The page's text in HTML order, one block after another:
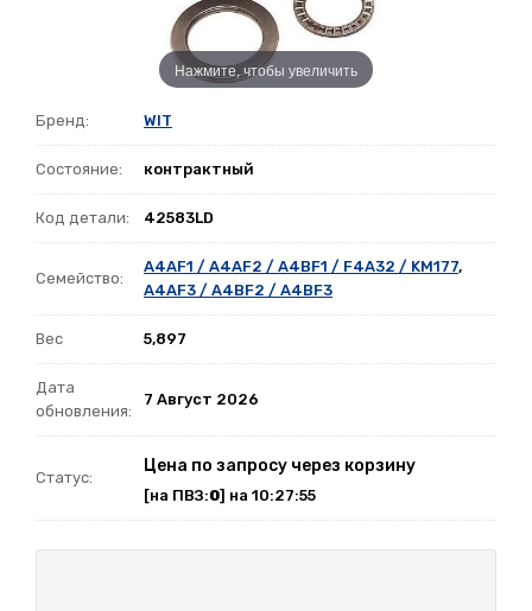
Нажмите, чтобы увеличить
Бренд: WIT
Состояние: контрактный
Код детали: 42583LD
Семейство:
A4AF1 / A4AF2 / A4BF1 / F4A32 / KM177,
A4AF3 / A4BF2 / A4BF3
Вес 5,897
Дата
обновления:
7 Август 2026
Статус:
Цена по запросу через корзину
[на ПВЗ:0] на 10:27:55